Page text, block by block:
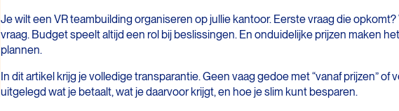
Je wilt een VR teambuilding organiseren op jullie kantoor. Eerste vraag die
vraag. Budget speelt altijd een rol bij beslissingen. En onduidelijke prijzen maken
plannen.
In dit artikel krijg je volledige transparantie. Geen vaag gedoe met “vanaf prijzen”
uitgelegd wat je betaalt, wat je daarvoor krijgt, en hoe je slim kunt besparen.